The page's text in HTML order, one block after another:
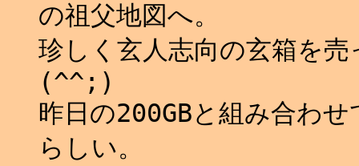
の祖父地図へ。
珍しく玄人志向の玄箱を
(^^;)
昨日の200GBと組み合わ
らしい。